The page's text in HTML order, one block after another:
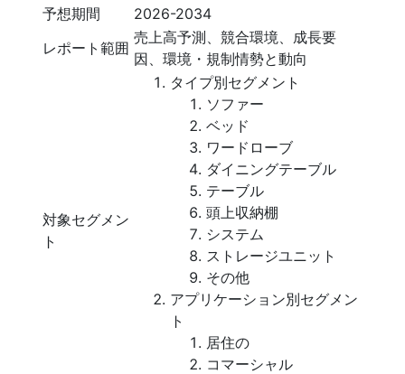
予想期間
2026-2034
レポート範囲
売上高予測、競合環境、成長要
因、環境・規制情勢と動向
対象セグメン
ト
タイプ別セグメント
ソファー
ベッド
ワードローブ
ダイニングテーブル
テーブル
頭上収納棚
システム
ストレージユニット
その他
アプリケーション別セグメン
ト
居住の
コマーシャル